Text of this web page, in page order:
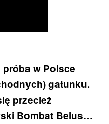
w Polsce
gatunku.
przecież
Bombat Belus…